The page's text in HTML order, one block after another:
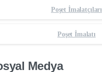
Poşet İmalatçıları
Poşet İmalatı
Medya